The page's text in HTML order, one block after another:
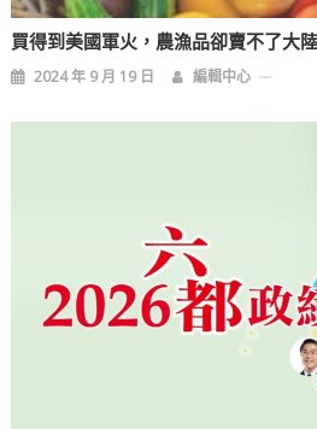
買得到美國軍火，農漁品卻賣不了大陸
2024 年 9 月 19 日 編輯中心